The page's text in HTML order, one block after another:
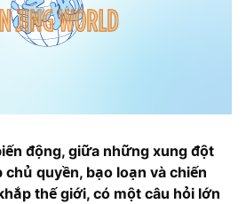
động, giữa những xung đột
quyền, bạo loạn và chiến
thế giới, có một câu hỏi lớn